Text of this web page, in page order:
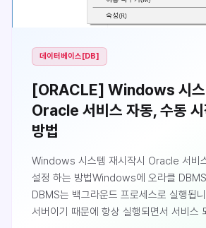
데이터베이스[DB]
[ORACLE] Windows 시스
Oracle 서비스 자동, 수동
방법
Windows 시스템 재시작시 Oracle 서비
설정 하는 방법Windows에 오라클
DBMS는 백그라운드 프로세스로 실행됩
서버이기 때문에 항상 실행되면서 서비스